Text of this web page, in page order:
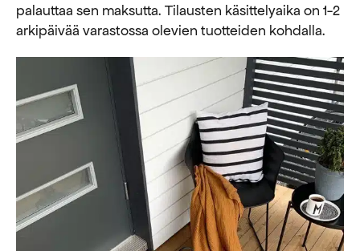
palauttaa sen maksutta. ​​Tilausten käsittelyaika on 1-2
arkipäivää varastossa olevien tuotteiden kohdalla.